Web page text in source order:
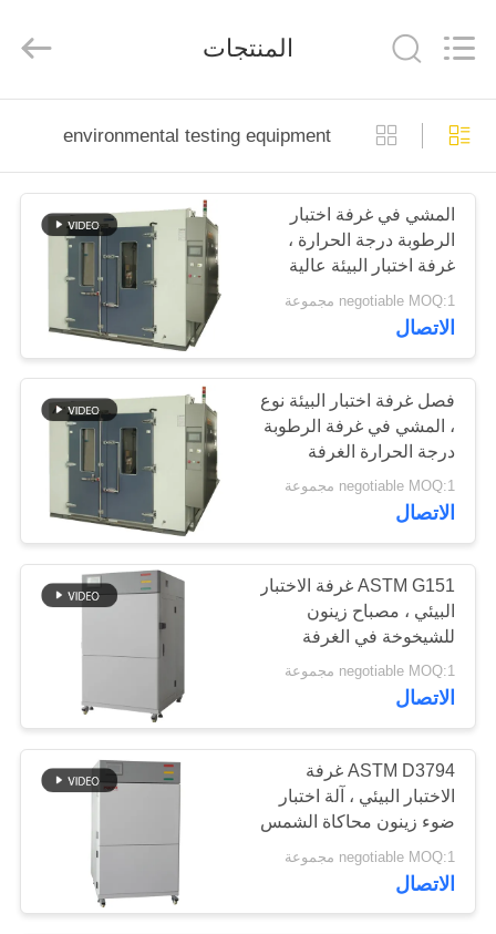
بيت
منتجات
أشرطة
فيديو
عرض
الواقع
الافتراضي
معلومات
عنا
جولة
المعمل
رقابة
جودة
اطلب
اقتباس
Co.,
Reserved.
المنتجات
environmental testing equipment
المشي في غرفة اختبار
الرطوبة درجة الحرارة ،
غرفة اختبار البيئة عالية
الدقة
negotiable MOQ:1 مجموعة
الاتصال
فصل غرفة اختبار البيئة نوع
، المشي في غرفة الرطوبة
درجة الحرارة الغرفة
negotiable MOQ:1 مجموعة
الاتصال
ASTM G151 غرفة الاختبار
البيئي ، مصباح زينون
للشيخوخة في الغرفة
negotiable MOQ:1 مجموعة
الاتصال
ASTM D3794 غرفة
الاختبار البيئي ، آلة اختبار
ضوء زينون محاكاة الشمس
negotiable MOQ:1 مجموعة
الاتصال